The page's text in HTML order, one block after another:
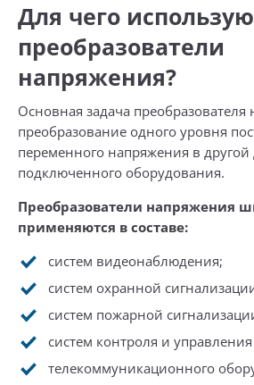
Для чего
преобразователи
напряжения?
Основная задача
преобразование одного уровня
переменного напряжения в другой
подключенного оборудования.
Преобразователи напряжения
применяются в составе:
систем видеонаблюдения;
систем охранной
систем пожарной
систем контроля и
телекоммуникационного